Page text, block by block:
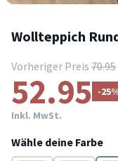
Wollteppich
Vorheriger Preis 70.95
52.95 -
Inkl. MwSt.
Wähle deine Farbe